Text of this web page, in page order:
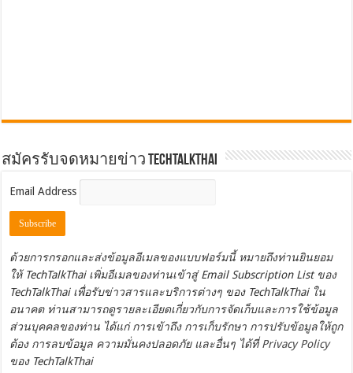
สมัครรับจดหมายข่าว TechTalkThai
Email Address
ด้วยการกรอกและส่งข้อมูลอีเมลของแบบฟอร์มนี้ หมายถึงท่านยินยอม
ให้ TechTalkThai เพิ่มอีเมลของท่านเข้าสู่ Email Subscription List ของ
TechTalkThai เพื่อรับข่าวสารและบริการต่างๆ ของ TechTalkThai ใน
อนาคต ท่านสามารถดูรายละเอียดเกี่ยวกับการจัดเก็บและการใช้ข้อมูล
ส่วนบุคคลของท่าน ได้แก่ การเข้าถึง การเก็บรักษา การปรับข้อมูลให้ถูก
ต้อง การลบข้อมูล ความมั่นคงปลอดภัย และอื่นๆ ได้ที่Privacy Policy
ของ TechTalkThai